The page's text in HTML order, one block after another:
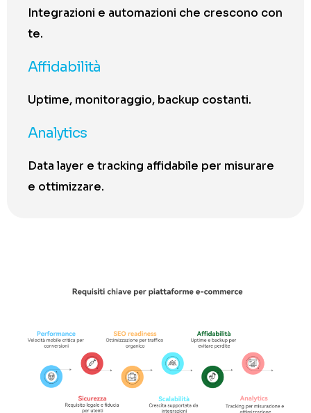
Integrazioni e automazioni che crescono con
te.
Affidabilità
Uptime, monitoraggio, backup costanti.
Analytics
Data layer e tracking affidabile per misurare
e ottimizzare.